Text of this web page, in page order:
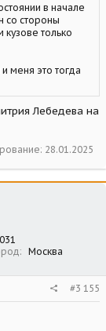
в начале
со стороны
только
меня это тогда
Лебедева на
28.01.2025
Москва
#3 155